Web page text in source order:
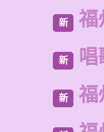
新 福
新 唱
新 福